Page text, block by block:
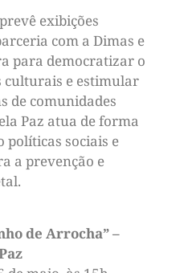
exibições
com a Dimas e
para democratizar o
culturais e estimular
de comunidades
Paz atua de forma
sociais e
a prevenção e
de Arrocha” –